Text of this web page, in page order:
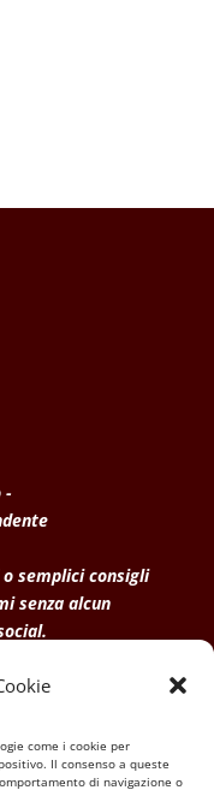
come i cookie per
Il consenso a queste
di navigazione o
-
semplici consigli
senza alcun